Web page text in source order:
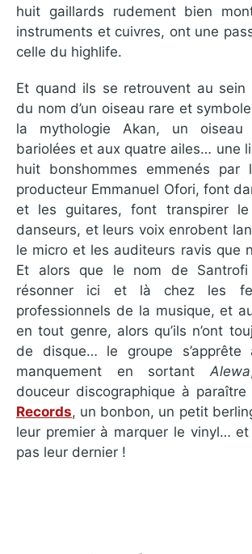
huit gaillards rudement bien
instruments et cuivres, ont une
celle du highlife.
Et quand ils se retrouvent au
du nom d’un oiseau rare et
la mythologie Akan, un oiseau
bariolées et aux quatre ailes… une
huit bonshommes emmenés
producteur Emmanuel Ofori, font
et les guitares, font transpirer
danseurs, et leurs voix enrobent
le micro et les auditeurs ravis que
Et alors que le nom de Santrofi
résonner ici et là chez les
professionnels de la musique, et
en tout genre, alors qu’ils n’ont
de disque… le groupe
manquement en sortant Alewa
douceur discographique à paraître
Records, un bonbon, un petit
leur premier à marquer le vinyl…
pas leur dernier !